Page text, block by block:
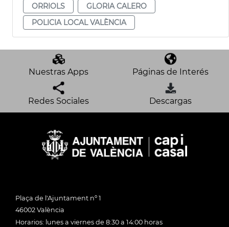
ORRIOLS
GLORIA CALERO
POLICIA LOCAL VALÈNCIA
Nuestras Apps Páginas de Interés
Redes Sociales Descargas
Plaça de l'Ajuntament nº 1
46002 València
Horarios: lunes a viernes de 8:30 a 14:00 horas